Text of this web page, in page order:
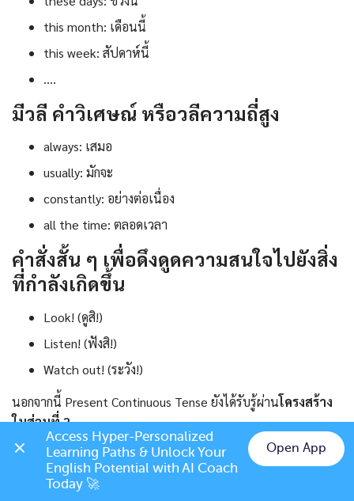
this month: เดือนนี้
this week: สัปดาห์นี้
….
มีวลี คำวิเศษณ์ หรือวลีความถี่สูง
always: เสมอ
usually: มักจะ
constantly: อย่างต่อเนื่อง
all the time: ตลอดเวลา
คำสั่งสั้น ๆ เพื่อดึงดูดความสนใจไปยังสิ่ง
ที่กำลังเกิดขึ้น
Look! (ดูสิ!)
Listen! (ฟังสิ!)
Watch out! (ระวัง!)
นอกจากนี้ Present Continuous Tense ยังได้รับรู้ผ่านโครงสร้าง
ในส่วนที่ 2
Chat on LINE
Access Hyper-Personalized
Learning Paths & Unlock Your
English Potential with AI Coach
Today 🚀
Open App